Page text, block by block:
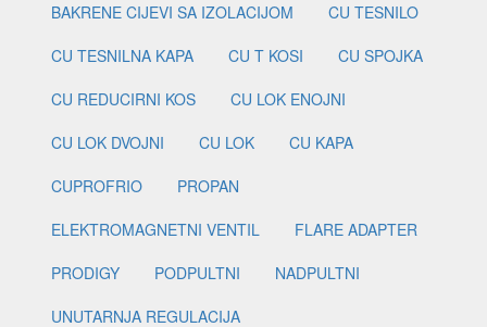
BAKRENE CIJEVI SA IZOLACIJOM
CU TESNILO
CU TESNILNA KAPA
CU T KOSI
CU SPOJKA
CU REDUCIRNI KOS
CU LOK ENOJNI
CU LOK DVOJNI
CU LOK
CU KAPA
CUPROFRIO
PROPAN
ELEKTROMAGNETNI VENTIL
FLARE ADAPTER
PRODIGY
PODPULTNI
NADPULTNI
UNUTARNJA REGULACIJA